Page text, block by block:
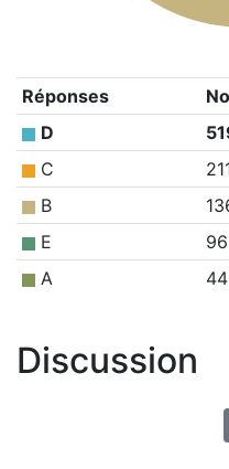
Réponses
D
C
B
E
96
A
44
Discussion